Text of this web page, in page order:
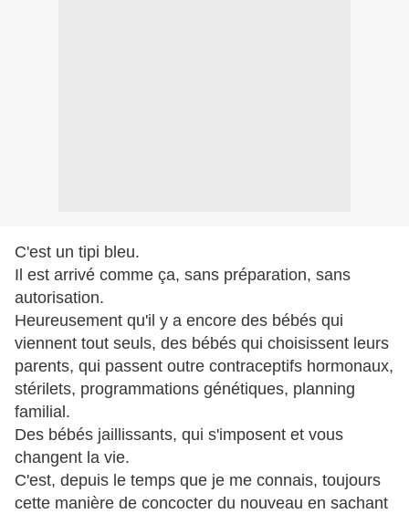
C'est un tipi bleu.
Il est arrivé comme ça, sans préparation, sans
autorisation.
Heureusement qu'il y a encore des bébés qui
viennent tout seuls, des bébés qui choisissent leurs
parents, qui passent outre contraceptifs hormonaux,
stérilets, programmations génétiques, planning
familial.
Des bébés jaillissants, qui s'imposent et vous
changent la vie.
C'est, depuis le temps que je me connais, toujours
cette manière de concocter du nouveau en sachant